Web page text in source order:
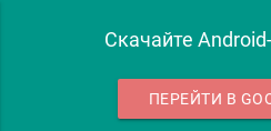
Скачайте
ПЕРЕЙТИ В